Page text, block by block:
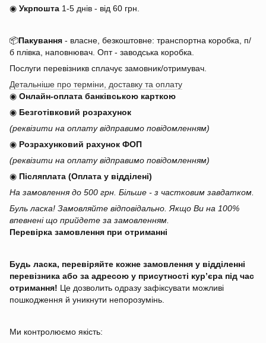
◉ Укрпошта 1-5 днів - від 60 грн.
📦Пакування - власне, безкоштовне: транспортна коробка, п/
б плівка, наповнювач. Опт - заводська коробка.
Послуги перевізникв сплачує замовник/отримувач.
Детальніше про терміни, доставку та оплату
◉ Онлайн-оплата банківською карткою
◉ Безготівковий розрахунок
(реквізити на оплату відправимо повідомленням)
◉ Розрахунковий рахунок ФОП
(реквізити на оплату відправимо повідомленням)
◉ Післяплата (Оплата у відділені)
На замовлення до 500 грн. Більше - з частковим завдатком.
Буль ласка! Замовляйте відповідально. Якщо Ви на 100%
впевнені що прийдете за замовленням.
Перевірка замовлення при отриманні
Будь ласка, перевіряйте кожне замовлення у відділенні
перевізника або за адресою у присутності кур’єра під час
отримання! Це дозволить одразу зафіксувати можливі
пошкодження й уникнути непорозумінь.
Ми контролюємо якість: